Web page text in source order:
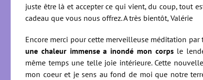
juste être là et accepter ce qui vient, du coup, tout
cadeau que vous nous offrez. A très bientôt, Valérie
Encore merci pour cette merveilleuse méditation par
une chaleur immense a inondé mon corpsle
même temps une telle joie intérieure. Cette
mon coeur et je sens au fond de moi que notre